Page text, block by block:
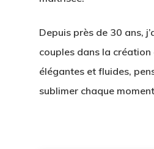
Depuis près de 30 ans,
couples dans la création
élégantes et fluides,
sublimer chaque